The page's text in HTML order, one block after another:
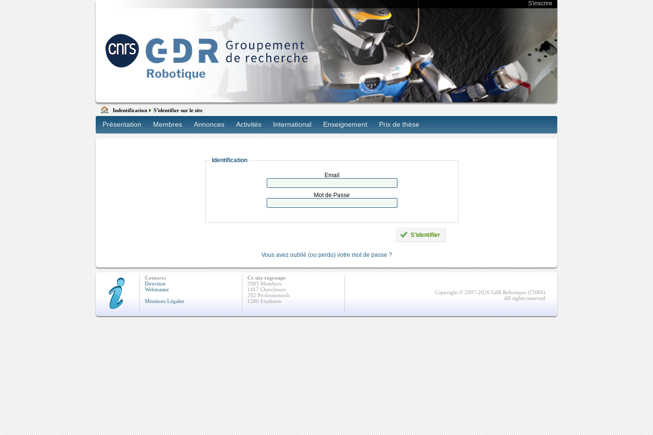
S'inscrire
Indentification S'identifier sur le site
Présentation Membres Annonces Activités International Enseignement Prix de thèse
Identification
Email
Mot de Passe
S'identifier
Vous avez oublié (ou perdu) votre mot de passe ?
Contacts
Direction
Webmaster
Mentions Légales
Ce site regroupe
2985 Membres
1417 Chercheurs
282 Professionnels
1286 Etudiants
Copyright © 2007-2026 GdR Robotique (CNRS)
All rights reserved